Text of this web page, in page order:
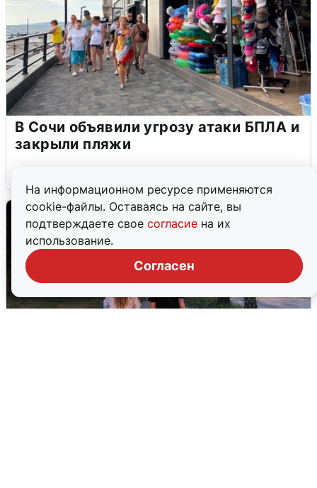
На информационном ресурсе применяются
cookie-файлы. Оставаясь на сайте, вы
подтверждаете свое согласие на их
использование.
Согласен
В Сочи объявили угрозу атаки БПЛА и
закрыли пляжи